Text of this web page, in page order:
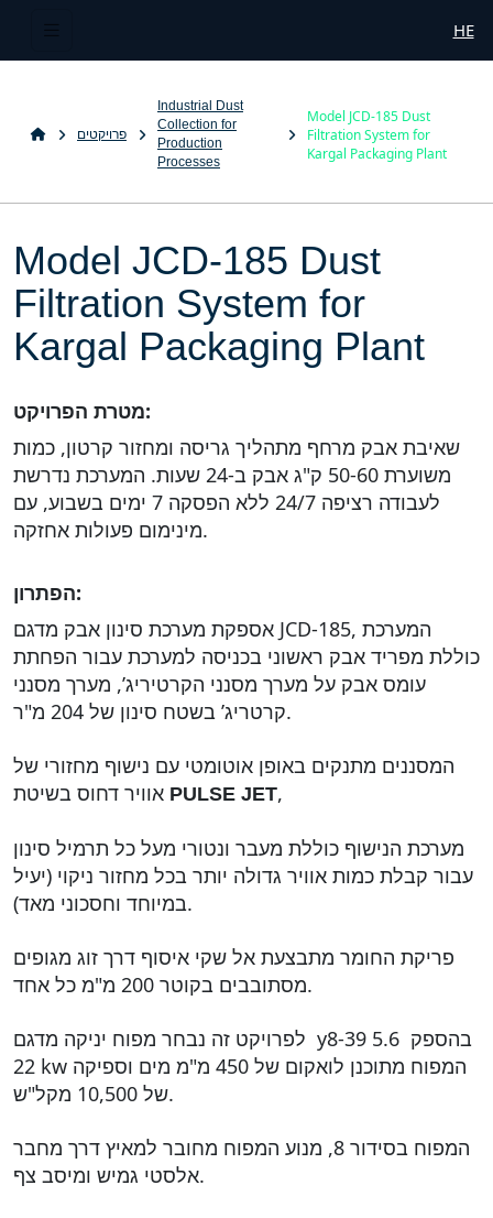
HE
פרויקטים
Industrial Dust
Collection for
Production
Processes
Model JCD-185 Dust
Filtration System for
Kargal Packaging Plant
Model JCD-185 Dust
Filtration System for
Kargal Packaging Plant
מטרת הפרויקט:
שאיבת אבק מרחף מתהליך גריסה ומחזור קרטון, כמות
משוערת 50-60 ק"ג אבק ב-24 שעות. המערכת נדרשת
לעבודה רציפה 24/7 ללא הפסקה 7 ימים בשבוע, עם
מינימום פעולות אחזקה.
הפתרון:
אספקת מערכת סינון אבק מדגם JCD-185, המערכת
כוללת מפריד אבק ראשוני בכניסה למערכת עבור הפחתת
עומס אבק על מערך מסנני הקרטיריג’, מערך מסנני
קרטריג’ בשטח סינון של 204 מ"ר.
המסננים מתנקים באופן אוטומטי עם נישוף מחזורי של
PULSE JET,
מערכת הנישוף כוללת מעבר ונטורי מעל כל תרמיל סינון
עבור קבלת כמות אוויר גדולה יותר בכל מחזור ניקוי (יעיל
במיוחד וחסכוני מאד).
פריקת החומר מתבצעת אל שקי איסוף דרך זוג מגופים
מסתובבים בקוטר 200 מ"מ כל אחד.
לפרויקט זה נבחר מפוח יניקה מדגם y8-39 5.6 בהספק
22 kw המפוח מתוכנן לואקום של 450 מ"מ מים וספיקה
של 10,500 מקל"ש.
המפוח בסידור 8, מנוע המפוח מחובר למאיץ דרך מחבר
אלסטי גמיש ומיסב צף.